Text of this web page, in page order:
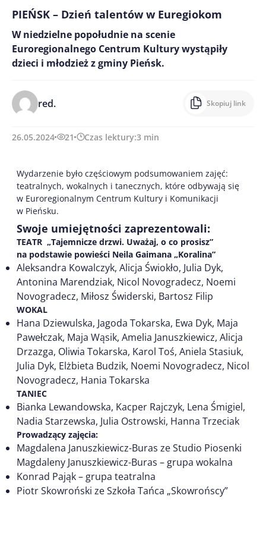
PIEŃSK – Dzień talentów w Euregiokom
W niedzielne popołudnie na scenie
Euroregionalnego Centrum Kultury wystąpiły
dzieci i młodzież z gminy Pieńsk.
red. Skopiuj link
26.05.2024 21 Czas lektury:3 min
Wydarzenie było częściowym podsumowaniem zajęć:
teatralnych, wokalnych i tanecznych, które odbywają się
w Euroregionalnym Centrum Kultury i Komunikacji
w Pieńsku.
Swoje umiejętności zaprezentowali:
TEATR „Tajemnicze drzwi. Uważaj, o co prosisz”
na podstawie powieści Neila Gaimana „Koralina”
Aleksandra Kowalczyk, Alicja Świokło, Julia Dyk,
Antonina Marendziak, Nicol Novogradecz, Noemi
Novogradecz, Miłosz Świderski, Bartosz Filip
WOKAL
Hana Dziewulska, Jagoda Tokarska, Ewa Dyk, Maja
Pawełczak, Maja Wąsik, Amelia Januszkiewicz, Alicja
Drzazga, Oliwia Tokarska, Karol Toś, Aniela Stasiuk,
Julia Dyk, Elżbieta Budzik, Noemi Novogradecz, Nicol
Novogradecz, Hania Tokarska
TANIEC
Bianka Lewandowska, Kacper Rajczyk, Lena Śmigiel,
Nadia Starzewska, Julia Ostrowski, Hanna Trzeciak
Prowadzący zajęcia:
Magdalena Januszkiewicz-Buras ze Studio Piosenki
Magdaleny Januszkiewicz-Buras – grupa wokalna
Konrad Pająk – grupa teatralna
Piotr Skowroński ze Szkoła Tańca „Skowrońscy”